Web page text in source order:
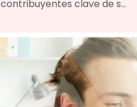
contribuyentes clave de su
necesarias para
modernizar sus productos y
servicios existentes.